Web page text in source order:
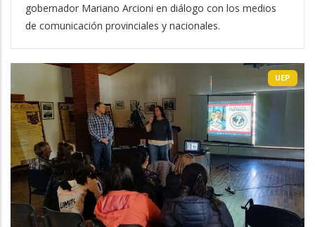
gobernador Mariano Arcioni en diálogo con los medios
de comunicación provinciales y nacionales.
UEP